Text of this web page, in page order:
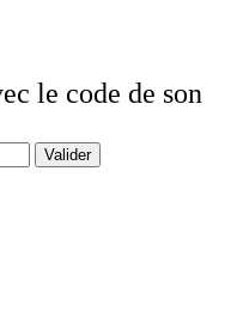
le code de son
Valider